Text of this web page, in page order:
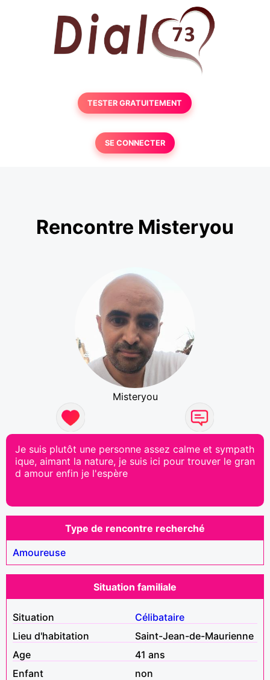
TESTER GRATUITEMENT
SE CONNECTER
Rencontre Misteryou
Misteryou
Je suis plutôt une personne assez calme et sympath
ique, aimant la nature, je suis ici pour trouver le gran
d amour enfin je l'espère
Type de rencontre recherché
Amoureuse
Situation familiale
Situation
Célibataire
Lieu d'habitation
Saint-Jean-de-Maurienne
Age
41 ans
Enfant
non